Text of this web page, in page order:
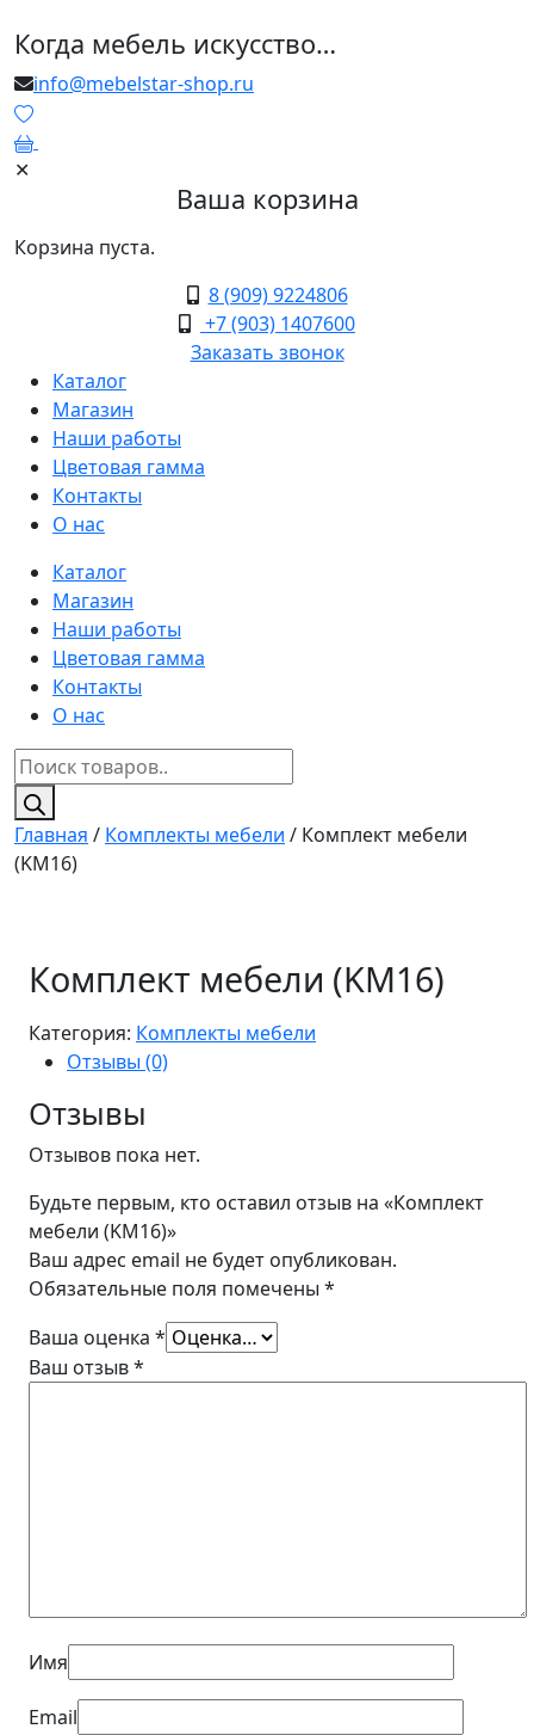
Когда мебель искусство…
info@mebelstar-shop.ru
✕
Ваша корзина
Корзина пуста.
8 (909) 9224806
+7 (903) 1407600
Заказать звонок
Каталог
Магазин
Наши работы
Цветовая гамма
Контакты
О нас
Каталог
Магазин
Наши работы
Цветовая гамма
Контакты
О нас
Поиск
товаров
Главная / Комплекты мебели / Комплект мебели
(KM16)
Комплект мебели (KM16)
Категория: Комплекты мебели
Отзывы (0)
Отзывы
Отзывов пока нет.
Будьте первым, кто оставил отзыв на «Комплект
мебели (KM16)»
Ваш адрес email не будет опубликован.
Обязательные поля помечены *
Ваша оценка *
Ваш отзыв*
Имя
Email